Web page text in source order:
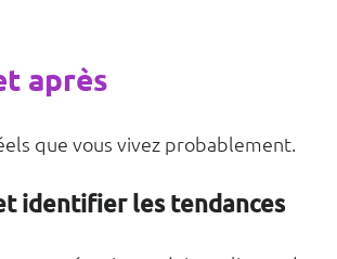
après
que vous vivez probablement.
identifier les tendances